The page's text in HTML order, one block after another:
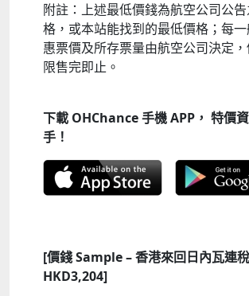
附註：上述最低價錢為航空公司公
格，或本站能找到的最低價格；每
惠票價及所存票量由航空公司決定
限售完即止。
下載 OHChance 手機 APP， 特價
手！
[價錢 Sample – 香港來回日內瓦連稅
HKD3,204]